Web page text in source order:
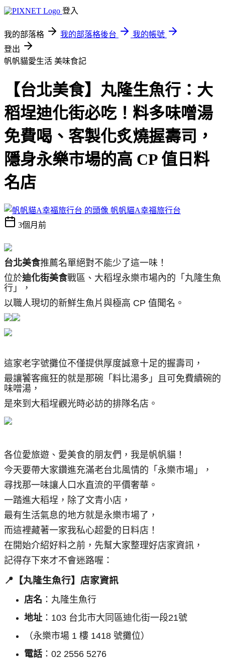
登入
我的部落格 我的部落格後台
我的帳號
登出
帆帆貓愛生活 美味食記
【台北美食】丸隆生魚行：大
稻埕迪化街必吃！料多味噌湯
免費喝、客製化炙燒握壽司，
隱身永樂市場的高 CP 值日料
名店
帆帆貓A幸福旅行台
3個月前
台北美食推薦名單絕對不能少了這一味！
位於迪化街美食戰區、大稻埕永樂市場內的「丸隆生魚
行」，
以職人現切的新鮮生魚片與極高 CP 值聞名。
這家老字號攤位不僅提供厚度誠意十足的握壽司，
最讓饕客瘋狂的就是那碗「料比湯多」且可免費續碗的
味噌湯，
是來到大稻埕觀光時必訪的排隊名店。
各位愛旅遊、愛美食的朋友們，我是帆帆貓！
今天要帶大家鑽進充滿老台北風情的「永樂市場」，
尋找那一味讓人口水直流的平價奢華。
一踏進大稻埕，除了文青小店，
最有生活氣息的地方就是永樂市場了，
而這裡藏著一家我私心超愛的日料店！
在開始介紹好料之前，先幫大家整理好店家資訊，
記得存下來才不會迷路喔：
📍【丸隆生魚行】店家資訊
店名 ：丸隆生魚行
地址 ：103 台北市大同區迪化街一段21號
（永樂市場 1 樓 1418 號攤位）
電話 ：02 2556 5276